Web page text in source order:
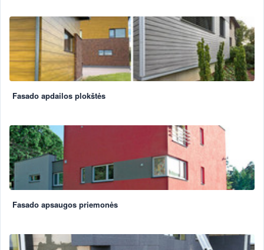
Fasado apdailos plokštės
Fasado apsaugos priemonės